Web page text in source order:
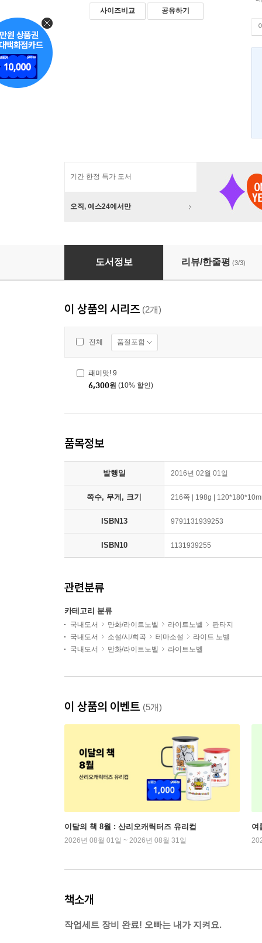
사이즈비교 공유하기
기간 한정 특가 도서
오직, 예스24에서만
패미맛! 8
도서정보 리뷰/한줄평 (3/3)
이 상품의 시리즈 (2개)
전체 품절포함
패미맛! 9
6,300원 (10% 할인)
품목정보
발행일 2016년 02월 01일
쪽수, 무게, 크기 216쪽 | 198g |
ISBN13 9791131939253
ISBN10 1131939255
관련분류
카테고리 분류
국내도서 만화/라이트노벨 라이트노벨
판타지
국내도서
소설/시/희곡 테마소설
라이트 노벨
국내도서
만화/라이트노벨 라이트노벨
이 상품의 이벤트 (5개)
이달의 책 8월 : 산리오캐릭터즈 유리컵
2026년 08월 01일 ~ 2026년 08월 31일
여
책소개
작업세트 장비 완료! 오빠는 내가 지켜요.